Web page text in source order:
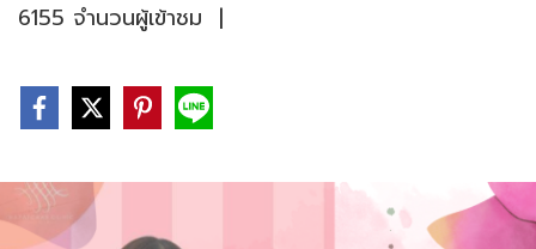
6155 จำนวนผู้เข้าชม |